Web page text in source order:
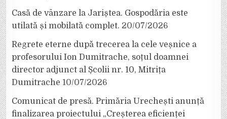
Casă de vânzare la Jariștea. Gospodăria este
utilată și mobilată complet. 20/07/2026
Regrete eterne după trecerea la cele veșnice a
profesorului Ion Dumitrache, soțul doamnei
director adjunct al Școlii nr. 10, Mitrița
Dumitrache 10/07/2026
Comunicat de presă. Primăria Urechești anunță
finalizarea proiectului „Creșterea eficienței